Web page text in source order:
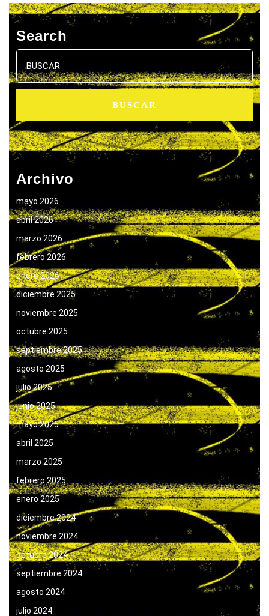
Search
Buscar:
Archivo
mayo 2026
abril 2026
marzo 2026
febrero 2026
enero 2026
diciembre 2025
noviembre 2025
octubre 2025
septiembre 2025
agosto 2025
julio 2025
junio 2025
mayo 2025
abril 2025
marzo 2025
febrero 2025
enero 2025
diciembre 2024
noviembre 2024
octubre 2024
septiembre 2024
agosto 2024
julio 2024